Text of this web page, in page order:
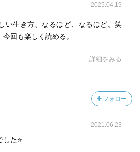
2025.04.19
い生き方、なるほど、なるほど。笑
回も楽しく読める。
詳細をみる
フォロー
2021.06.23
た⭐